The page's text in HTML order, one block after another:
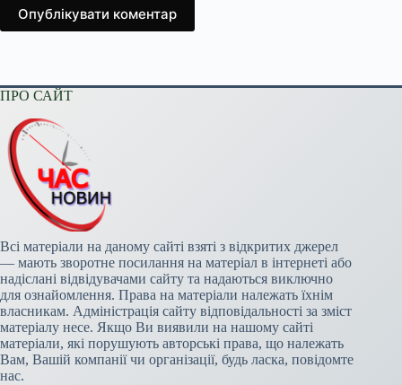
Опублікувати коментар
ПРО САЙТ
Всі матеріали на даному сайті взяті з відкритих джерел
— мають зворотне посилання на матеріал в інтернеті або
надіслані відвідувачами сайту та надаються виключно
для ознайомлення. Права на матеріали належать їхнім
власникам. Адміністрація сайту відповідальності за зміст
матеріалу несе. Якщо Ви виявили на нашому сайті
матеріали, які порушують авторські права, що належать
Вам, Вашій компанії чи організації, будь ласка, повідомте
нас.